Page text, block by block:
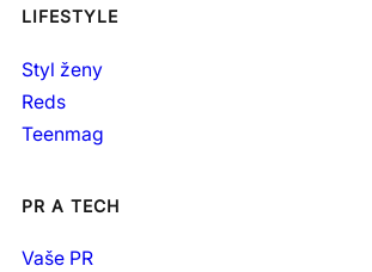
LIFESTYLE
Styl ženy
Reds
Teenmag
PR A TECH
Vaše PR